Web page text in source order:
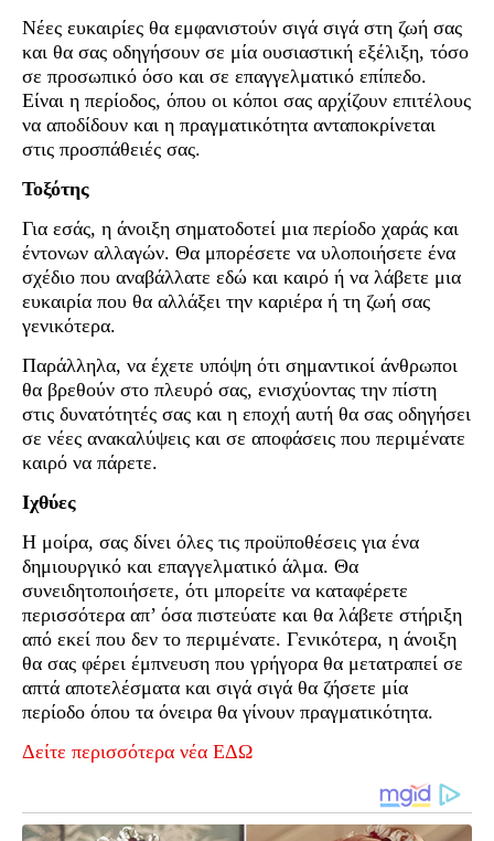
Νέες ευκαιρίες θα εμφανιστούν σιγά σιγά στη ζωή σας
και θα σας οδηγήσουν σε μία ουσιαστική εξέλιξη, τόσο
σε προσωπικό όσο και σε επαγγελματικό επίπεδο.
Είναι η περίοδος, όπου οι κόποι σας αρχίζουν επιτέλους
να αποδίδουν και η πραγματικότητα ανταποκρίνεται
στις προσπάθειές σας.
Τοξότης
Για εσάς, η άνοιξη σηματοδοτεί μια περίοδο χαράς και
έντονων αλλαγών. Θα μπορέσετε να υλοποιήσετε ένα
σχέδιο που αναβάλλατε εδώ και καιρό ή να λάβετε μια
ευκαιρία που θα αλλάξει την καριέρα ή τη ζωή σας
γενικότερα.
Παράλληλα, να έχετε υπόψη ότι σημαντικοί άνθρωποι
θα βρεθούν στο πλευρό σας, ενισχύοντας την πίστη
στις δυνατότητές σας και η εποχή αυτή θα σας οδηγήσει
σε νέες ανακαλύψεις και σε αποφάσεις που περιμένατε
καιρό να πάρετε.
Ιχθύες
Η μοίρα, σας δίνει όλες τις προϋποθέσεις για ένα
δημιουργικό και επαγγελματικό άλμα. Θα
συνειδητοποιήσετε, ότι μπορείτε να καταφέρετε
περισσότερα απ’ όσα πιστεύατε και θα λάβετε στήριξη
από εκεί που δεν το περιμένατε. Γενικότερα, η άνοιξη
θα σας φέρει έμπνευση που γρήγορα θα μετατραπεί σε
απτά αποτελέσματα και σιγά σιγά θα ζήσετε μία
περίοδο όπου τα όνειρα θα γίνουν πραγματικότητα.
Δείτε περισσότερα νέα ΕΔΩ